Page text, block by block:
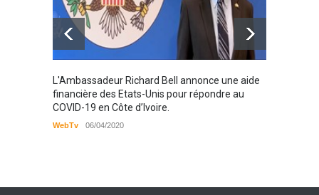
L'Ambassadeur Richard Bell annonce une aide
financière des Etats-Unis pour répondre au
COVID-19 en Côte d’Ivoire.
WebTv 06/04/2020